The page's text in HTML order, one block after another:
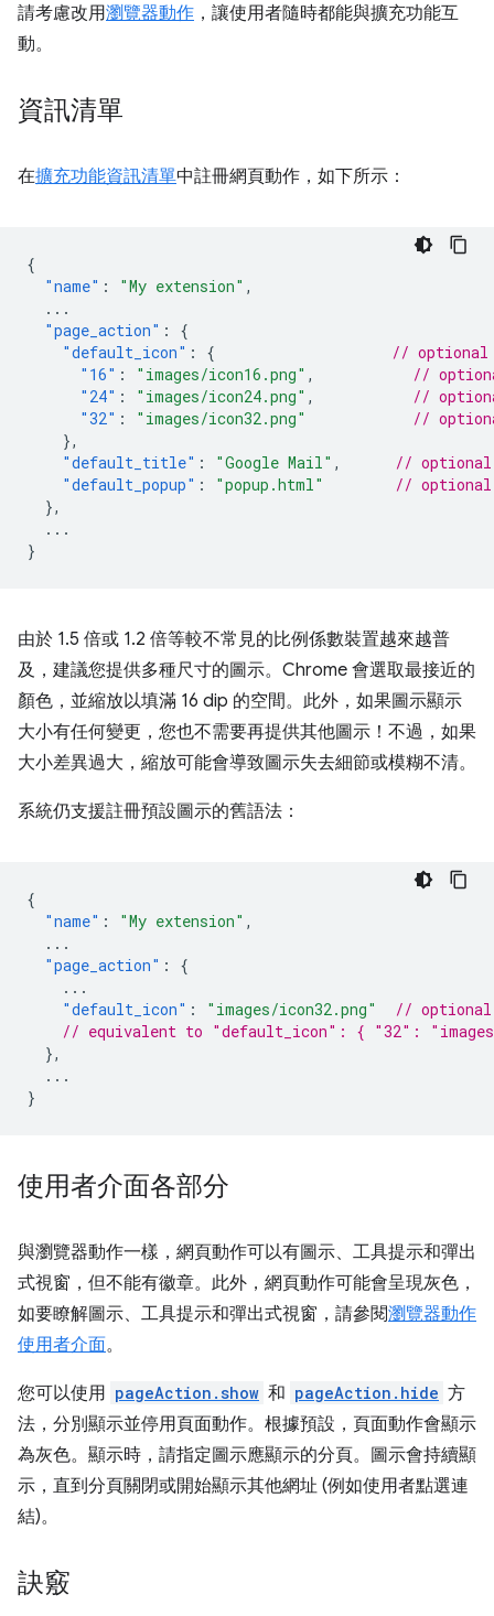
請考慮改用瀏覽器動作 ，讓使用者隨時都能與擴充功能互
動。
資訊清單
在擴充功能資訊清單中註冊網頁動作，如下所示：
{
"name" : "My extension" ,
...
"page_action" :
{
"default_icon" : {
// optional
"16" : "images/icon16.png" ,
//
"24" : "images/icon24.png" ,
//
"32" : "images/icon32.png"
//
},
"default_title" : "Google Mail" ,
//
"default_popup" : "popup.html"
// optional
},
...
}
由於 1.5 倍或 1.2 倍等較不常見的比例係數裝置越來越普
及，建議您提供多種尺寸的圖示。Chrome 會選取最接近的
顏色，並縮放以填滿 16 dip 的空間。此外，如果圖示顯示
大小有任何變更，您也不需要再提供其他圖示！不過，如果
大小差異過大，縮放可能會導致圖示失去細節或模糊不清。
系統仍支援註冊預設圖示的舊語法：
{
"name" : "My extension" ,
...
"page_action" :
{
...
"default_icon" : "images/icon32.png"
// optional
// equivalent to "default_icon": { "32":
},
...
}
使用者介面各部分
與瀏覽器動作一樣，網頁動作可以有圖示、工具提示和彈出
式視窗，但不能有徽章。此外，網頁動作可能會呈現灰色，
如要瞭解圖示、工具提示和彈出式視窗，請參閱瀏覽器動作
使用者介面。
您可以使用 pageAction.show 和 pageAction.hide 方
法，分別顯示並停用頁面動作。根據預設，頁面動作會顯示
為灰色。顯示時，請指定圖示應顯示的分頁。圖示會持續顯
示，直到分頁關閉或開始顯示其他網址 (例如使用者點選連
結)。
訣竅